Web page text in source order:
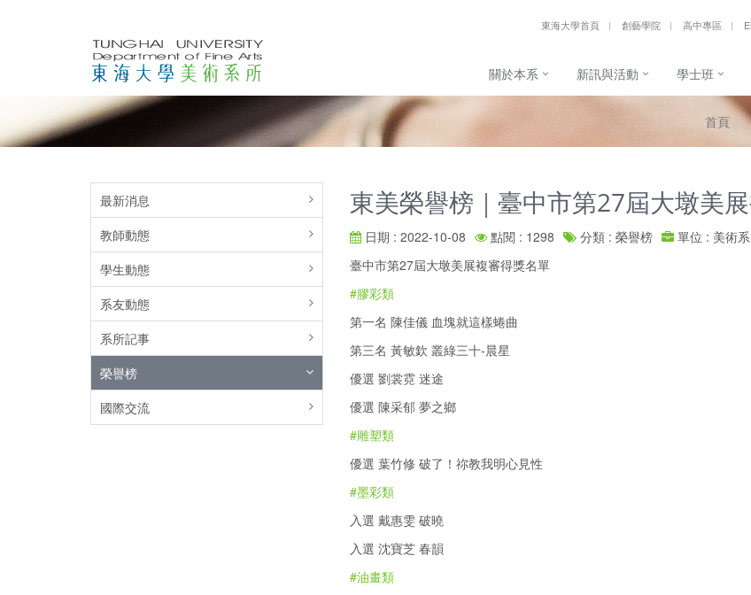
東海大學首頁 創藝學院 高中專區
關於本系 新訊與活動 學士班
首頁
最新消息
教師動態
學生動態
系友動態
系所記事
榮譽榜
國際交流
東美榮譽榜｜臺中市第27屆大墩美
日期 : 2022-10-08 點閱 : 1298 分類 : 榮譽榜
單位 : 美術系
臺中市第27屆大墩美展複審得獎名單
#膠彩類
第一名 陳佳儀 血塊就這樣蜷曲
第三名 黃敏欽 叢綠三十-晨星
優選 劉裳霓 迷途
優選 陳采郁 夢之鄉
#雕塑類
優選 葉竹修 破了！祢教我明心見性
#墨彩類
入選 戴惠雯 破曉
入選 沈寶芝 春韻
#油畫類